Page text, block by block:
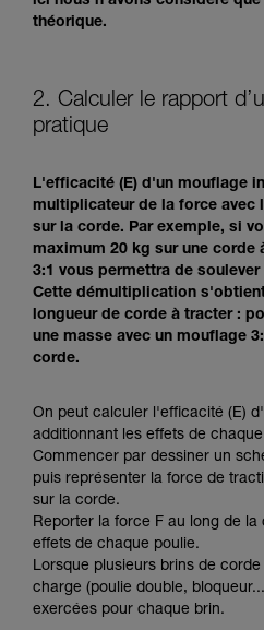
théorique.
2. Calculer le rapport
pratique
L'efficacité (E) d'un mouflage
multiplicateur de la force avec
sur la corde. Par exemple, si
maximum 20 kg sur une corde
3:1 vous permettra de
Cette démultiplication
longueur de corde à tracter :
une masse avec un mouflage
corde.
On peut calculer l'efficacité (E)
additionnant les effets de
Commencer par dessiner un
puis représenter la force de
sur la corde.
Reporter la force F au long de
effets de chaque poulie.
Lorsque plusieurs brins de
charge (poulie double,
exercées pour chaque brin.